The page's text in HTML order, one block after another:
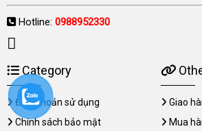
Hotline: 0988952330
Category
Điều khoản sử dụng
Chính sách bảo mật
Giao
Mua